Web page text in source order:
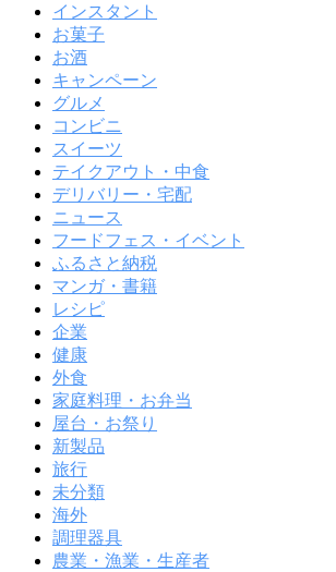
インスタント
お菓子
お酒
キャンペーン
グルメ
コンビニ
スイーツ
テイクアウト・中食
デリバリー・宅配
ニュース
フードフェス・イベント
ふるさと納税
マンガ・書籍
レシピ
企業
健康
外食
家庭料理・お弁当
屋台・お祭り
新製品
旅行
未分類
海外
調理器具
農業・漁業・生産者